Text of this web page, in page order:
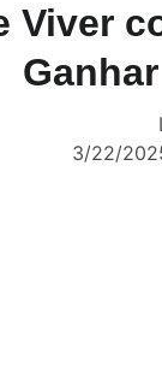
Viver
3/22/